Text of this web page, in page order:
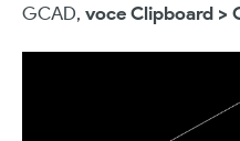
GCAD, voce Clipboard >